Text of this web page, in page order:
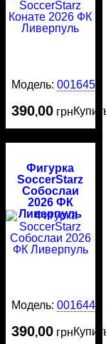
Модель: 0016451
390,00 грн
Фигурка
SoccerStarz
Собослаи
2026 ФК
Ливерпуль
Модель: 0016448
390,00 грн